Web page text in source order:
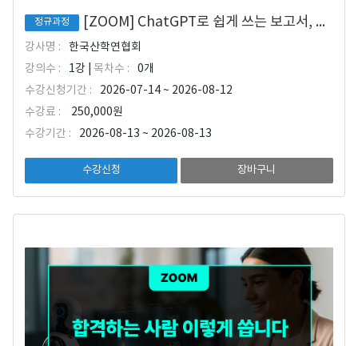
정규과정 [ZOOM] ChatGPT로 쉽게 쓰는 보고서, 사업계획서 작성 마스터
강사명 :
한국산학연협회
강의수 :
1강 | 목차수 :
0개
수강신청기간 :
2026-07-14 ~ 2026-08-12
수강료 :
250,000원
수강기간 :
2026-08-13 ~ 2026-08-13
수강신청 장바구니